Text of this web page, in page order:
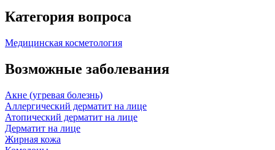
Категория вопроса
Медицинская косметология
Возможные заболевания
Акне (угревая болезнь)
Аллергический дерматит на лице
Атопический дерматит на лице
Дерматит на лице
Жирная кожа